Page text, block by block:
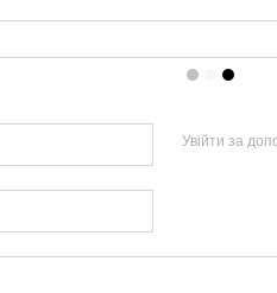
Увійти за